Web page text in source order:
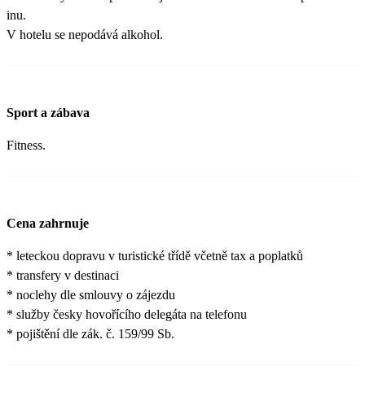
inu.
V hotelu se nepodává alkohol.
Sport a zábava
Fitness.
Cena zahrnuje
* leteckou dopravu v turistické třídě včetně tax a poplatků
* transfery v destinaci
* noclehy dle smlouvy o zájezdu
* služby česky hovořícího delegáta na telefonu
* pojištění dle zák. č. 159/99 Sb.